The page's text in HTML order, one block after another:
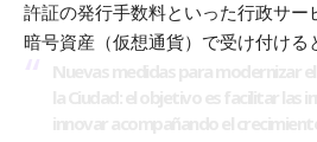
許証の発行手数料といった行政サー
暗号資産（仮想通貨）で受け付ける